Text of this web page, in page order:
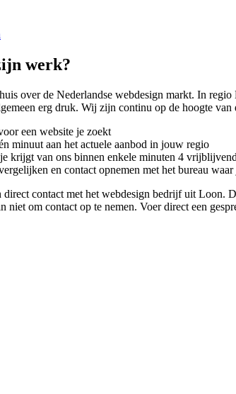
werk?
over de Nederlandse webdesign markt. In
erg druk. Wij zijn continu op de hoogte
een website je zoekt
minuut aan het actuele aanbod in jouw regio
krijgt van ons binnen enkele minuten 4
en contact opnemen met het bureau
contact met het webdesign bedrijf uit Loon.
niet om contact op te nemen. Voer direct een